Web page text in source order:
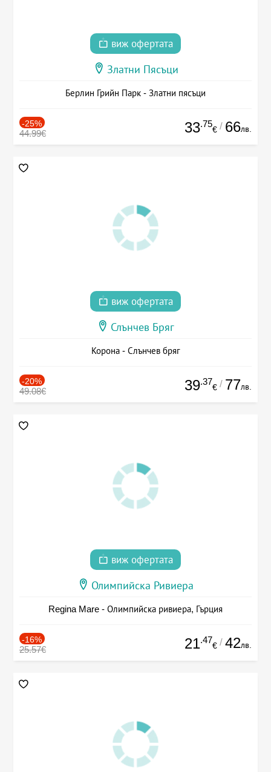
виж офертата
Златни Пясъци
Берлин Грийн Парк - Златни пясъци
-25%
44.99€ 33.75
€ / 66лв.
виж офертата
Слънчев Бряг
Корона - Слънчев бряг
-20%
49.08€ 39.37
€ / 77лв.
виж офертата
Олимпийска Ривиера
Regina Mare - Олимпийска ривиера, Гърция
-16%
25.57€ 21.47
€ / 42лв.